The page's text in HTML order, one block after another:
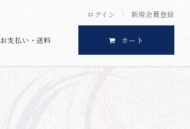
ログイン 新規会員登録
お支払い・送料 カート